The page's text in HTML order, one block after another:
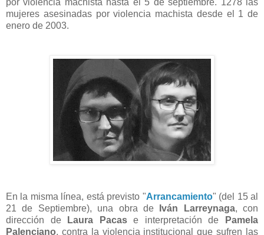
mujeres asesinadas por violencia machista desde el 1 de
enero de 2003.
En la misma línea, está previsto "Arrancamiento" (del 15 al
21 de Septiembre), una obra de
Iván Larreynaga, con
dirección de
Laura Pacase interpretación de
Pamela
Palenciano, contra la violencia institucional que sufren las